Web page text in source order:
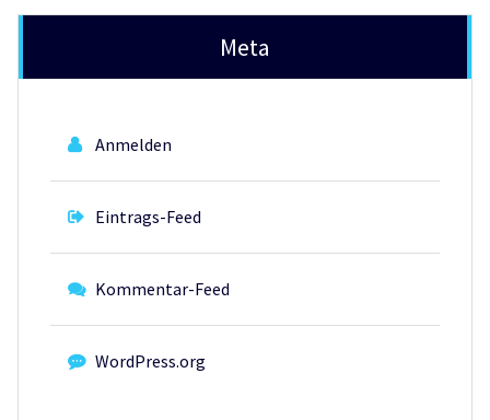
Meta
Anmelden
Eintrags-Feed
Kommentar-Feed
WordPress.org